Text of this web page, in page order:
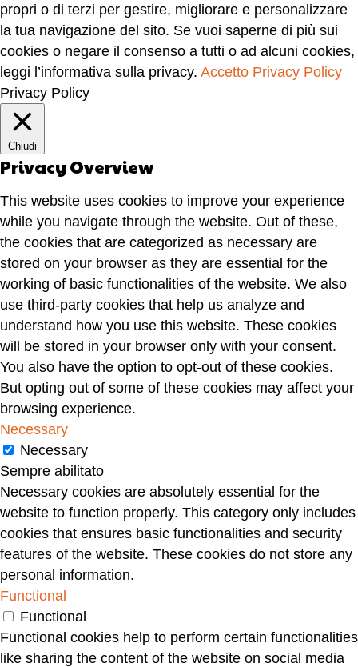
propri o di terzi per gestire, migliorare e personalizzare
la tua navigazione del sito. Se vuoi saperne di più sui
cookies o negare il consenso a tutti o ad alcuni cookies,
leggi l’informativa sulla privacy. Accetto Privacy Policy
Privacy Policy
Chiudi
Privacy Overview
This website uses cookies to improve your experience
while you navigate through the website. Out of these,
the cookies that are categorized as necessary are
stored on your browser as they are essential for the
working of basic functionalities of the website. We also
use third-party cookies that help us analyze and
understand how you use this website. These cookies
will be stored in your browser only with your consent.
You also have the option to opt-out of these cookies.
But opting out of some of these cookies may affect your
browsing experience.
Necessary
Necessary
Sempre abilitato
Necessary cookies are absolutely essential for the
website to function properly. This category only includes
cookies that ensures basic functionalities and security
features of the website. These cookies do not store any
personal information.
Functional
Functional
Functional cookies help to perform certain functionalities
like sharing the content of the website on social media